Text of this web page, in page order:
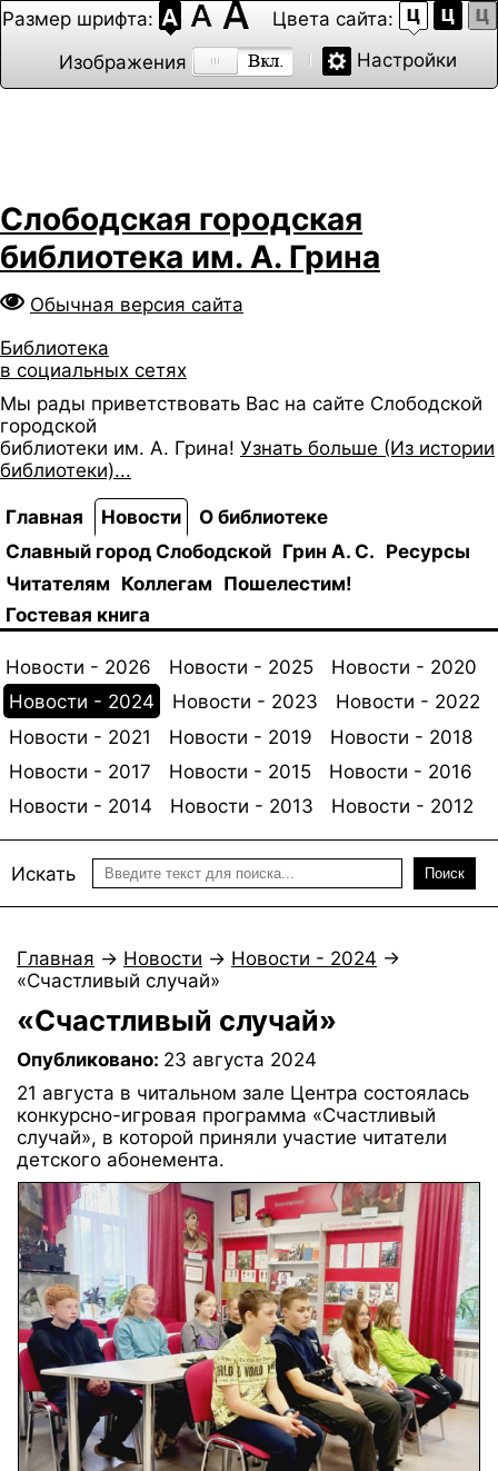
Размер шрифта:
Цвета сайта:
Изображения
Настройки
Слободская городская
библиотека им. А. Грина
Обычная версия сайта
Библиотека
в социальных сетях
Мы рады приветствовать Вас на сайте Слободской
городской
библиотеки им. А. Грина! Узнать больше (Из истории
библиотеки)...
Главная Новости
О библиотеке
Славный город Слободской Грин А. С. Ресурсы
Читателям Коллегам Пошелестим!
Гостевая книга
Новости - 2026 Новости - 2025
Новости - 2020
Новости - 2024
Новости - 2023
Новости - 2022
Новости - 2021
Новости - 2019
Новости - 2018
Новости - 2017
Новости - 2015
Новости - 2016
Новости - 2014
Новости - 2013 Новости - 2012
Искать Поиск
Главная → Новости → Новости - 2024 →
«Счастливый случай»
«Счастливый случай»
Опубликовано: 23 августа 2024
21 августа в читальном зале Центра состоялась
конкурсно-игровая программа «Счастливый
случай», в которой приняли участие читатели
детского абонемента.